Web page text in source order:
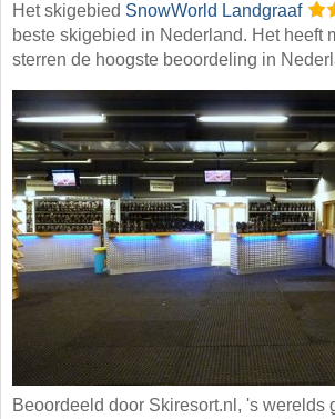
Het skigebied SnowWorld Landgraaf
beste skigebied in Nederland. Het heeft
sterren de hoogste beoordeling in
Beoordeeld door Skiresort.nl, 's werelds